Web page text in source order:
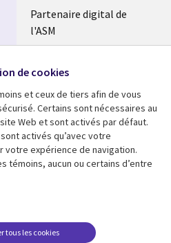
Partenaire digital de
l'ASM
Fusions
Support
Legal
Accessibilité
conditions juridiques
de cookies
et ceux de tiers afin de vous
Certains sont nécessaires au
Web et sont activés par défaut.
activés qu’avec votre
votre expérience de navigation.
témoins, aucun ou certains d’entre
tous les cookies